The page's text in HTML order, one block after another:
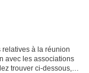
à la réunion
avec les associations
trouver ci-dessous,